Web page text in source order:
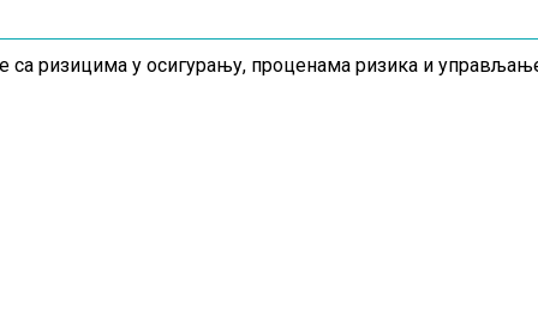
са ризицима у осигурању, проценама ризика и